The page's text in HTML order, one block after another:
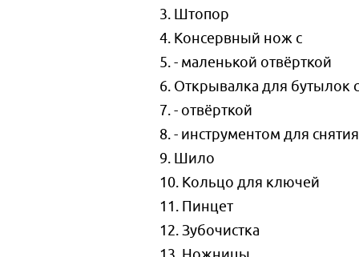
3. Штопор
4. Консервный нож с
5. - маленькой отвёрткой
6. Открывалка для бутылок с
7. - отвёрткой
8. - инструментом для
9. Шило
10. Кольцо для ключей
11. Пинцет
12. Зубочистка